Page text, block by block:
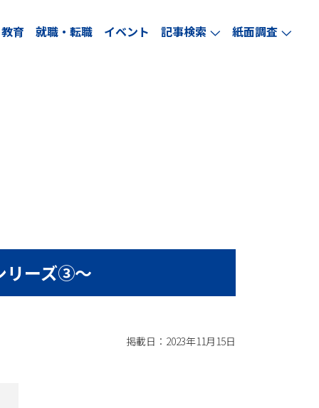
教育 就職・転職 イベント 記事検索 arrow_forward_ios 紙面調査 arrow_forward_ios
リーズ③～
掲載日：2023年11月15日